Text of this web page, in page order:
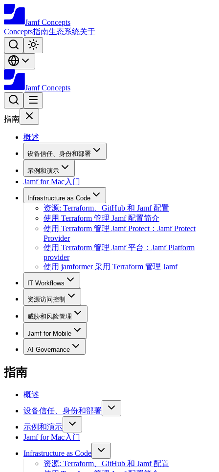
Jamf Concepts
Concepts指南生态系统关于
Jamf Concepts
指南
概述
设备信任、身份和部署
示例和演示
Jamf for Mac入门
Infrastructure as Code
资源: Terraform、GitHub 和 Jamf 配置
使用 Terraform 管理 Jamf 配置简介
使用 Terraform 管理 Jamf Protect：Jamf Protect
Provider
使用 Terraform 管理 Jamf 平台：Jamf Platform
provider
使用 jamformer 采用 Terraform 管理 Jamf
IT Workflows
资源访问控制
威胁和风险管理
Jamf for Mobile
AI Governance
指南
概述
设备信任、身份和部署
示例和演示
Jamf for Mac入门
Infrastructure as Code
资源: Terraform、GitHub 和 Jamf 配置